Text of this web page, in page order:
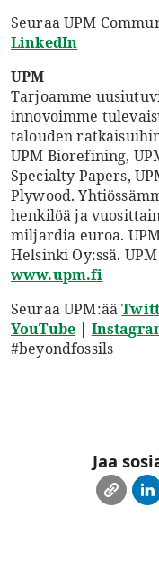
Seuraa UPM
LinkedIn
UPM
Tarjoamme
innovoimme
talouden
UPM Biorefining,
Specialty Papers,
Plywood.
henkilöä ja
miljardia euroa.
Helsinki Oy:ssä.
www.upm.fi
Seuraa UPM:ää
YouTube |
#beyondfossils
Jaa